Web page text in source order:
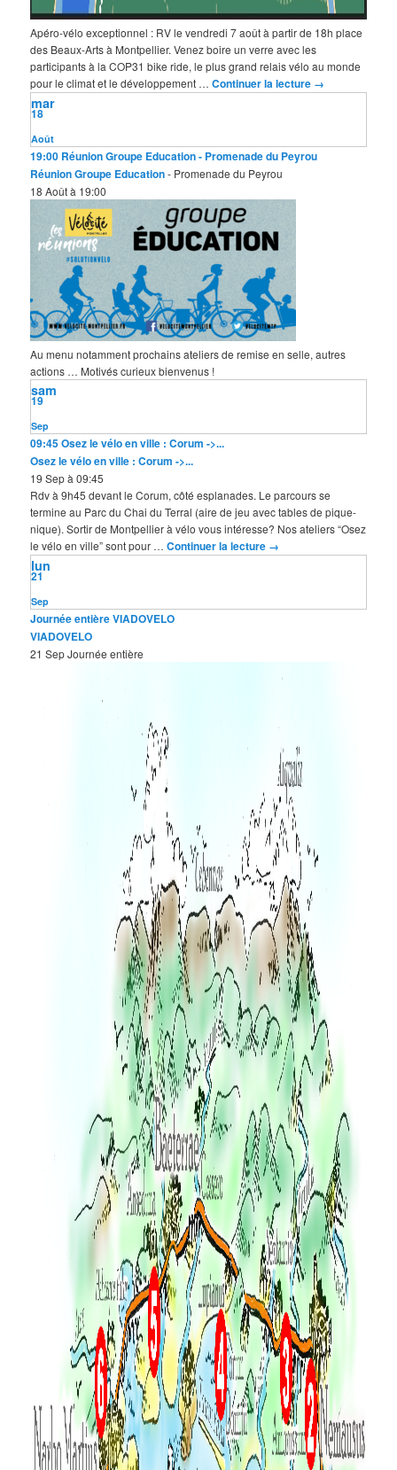
Apéro-vélo exceptionnel : RV le vendredi 7 août à partir de 18h place
des Beaux-Arts à Montpellier. Venez boire un verre avec les
participants à la COP31 bike ride, le plus grand relais vélo au monde
pour le climat et le développement …Continuer la lecture →
Août
18
mar
19:00 Réunion Groupe Education- Promenade du Peyrou
Réunion Groupe Education- Promenade du Peyrou
18 Août à 19:00
Au menu notamment prochains ateliers de remise en selle, autres
actions … Motivés curieux bienvenus !
Sep
19
sam
09:45Osez le vélo en ville : Corum ->...
Osez le vélo en ville : Corum ->...
19 Sep à 09:45
Rdv à 9h45 devant le Corum, côté esplanades. Le parcours se
termine au Parc du Chai du Terral (aire de jeu avec tables de pique-
nique). Sortir de Montpellier à vélo vous intéresse? Nos ateliers “Osez
le vélo en ville” sont pour …Continuer la lecture →
Sep
21
lun
Journée entièreVIADOVELO
VIADOVELO
21 SepJournée entière